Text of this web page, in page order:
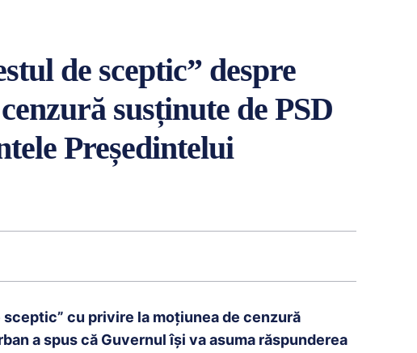
de sceptic” despre
susținute de PSD
Președintelui
cu privire la moțiunea de cenzură
a spus că Guvernul își va asuma răspunderea